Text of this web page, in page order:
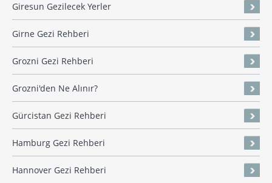
Giresun Gezilecek Yerler
Girne Gezi Rehberi
Grozni Gezi Rehberi
Grozni'den Ne Alınır?
Gürcistan Gezi Rehberi
Hamburg Gezi Rehberi
Hannover Gezi Rehberi